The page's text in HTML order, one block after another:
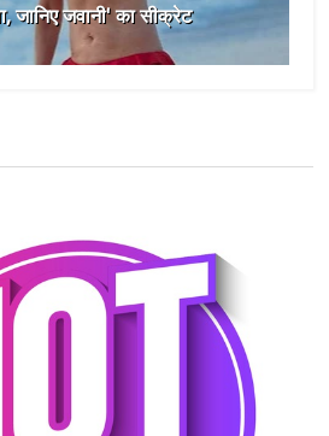
जानिए जवानी' का सीक्रेट